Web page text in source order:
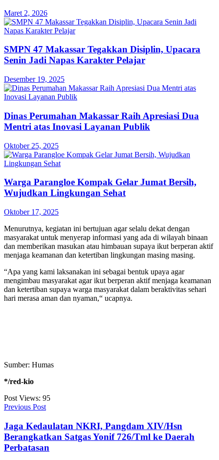
Maret 2, 2026
SMPN 47 Makassar Tegakkan Disiplin, Upacara
Senin Jadi Napas Karakter Pelajar
Desember 19, 2025
Dinas Perumahan Makassar Raih Apresiasi Dua
Mentri atas Inovasi Layanan Publik
Oktober 25, 2025
Warga Parangloe Kompak Gelar Jumat Bersih,
Wujudkan Lingkungan Sehat
Oktober 17, 2025
Menurutnya, kegiatan ini bertujuan agar selalu dekat dengan
masyarakat untuk menyerap informasi yang ada di wilayah binaan
dan memberikan masukan atau himbauan supaya ikut berperan aktif
menjaga keamanan dan ketertiban lingkungan masing masing.
“Apa yang kami laksanakan ini sebagai bentuk upaya agar
mengimbau masyarakat agar ikut berperan aktif menjaga keamanan
dan ketertiban supaya warga masyarakat dalam beraktivitas sehari
hari merasa aman dan nyaman,“ ucapnya.
Sumber: Humas
*/red-kio
Post Views: 95
Previous Post
Jaga Kedaulatan NKRI, Pangdam XIV/Hsn
Berangkatkan Satgas Yonif 726/Tml ke Daerah
Perbatasan